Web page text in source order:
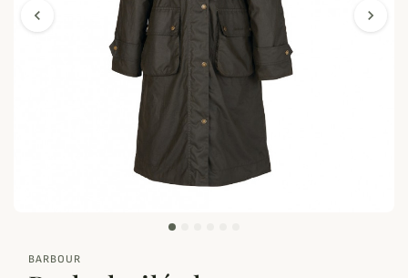
chevron_left chevron_right
BARBOUR